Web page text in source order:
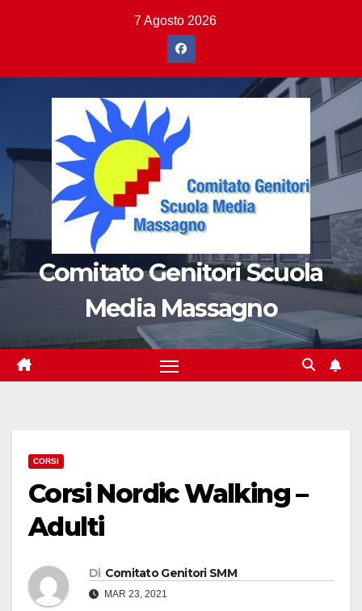
7 Agosto 2026
Comitato Genitori Scuola
Media Massagno
CORSI
Corsi Nordic Walking –
Adulti
Di Comitato Genitori SMM
MAR 23, 2021